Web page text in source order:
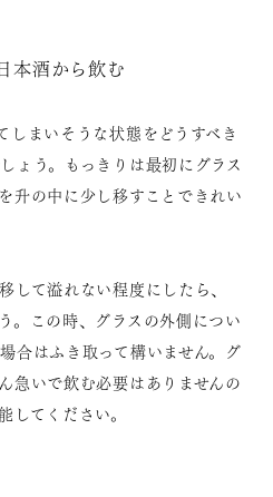
本酒から飲む
しまいそうな状態をどうすべき
ょう。もっきりは最初にグラス
升の中に少し移すことできれい
して溢れない程度にしたら、
。この時、グラスの外側につい
合はふき取って構いません。グ
急いで飲む必要はありませんの
してください。